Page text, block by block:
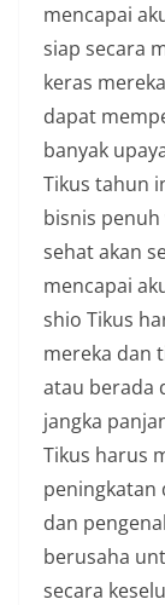
mencapai
siap secara
keras
dapat
banyak
Tikus tahun
bisnis
sehat akan
mencapai
shio Tikus
mereka dan
atau berada
jangka
Tikus harus
peningkatan
dan
berusaha
secara